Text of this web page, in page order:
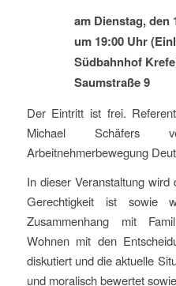
am Dienstag, den
um 19:00 Uhr
Südbahnhof
Saumstraße 9
Der Eintritt ist frei.
Michael Schäfers
Arbeitnehmerbewegung
In dieser Veranstaltung wird
Gerechtigkeit ist sowie
Zusammenhang mit
Wohnen mit den
diskutiert und die aktuelle
und moralisch bewertet